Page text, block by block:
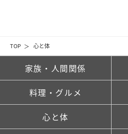
TOP 心と体
家族・人間関係
料理・グルメ
心と体